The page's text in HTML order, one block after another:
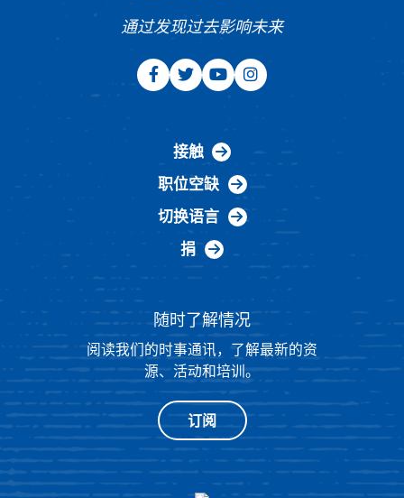
通过发现过去影响未来
接触
职位空缺
切换语言
捐
随时了解情况
阅读我们的时事通讯，了解最新的资
源、活动和培训。
订阅